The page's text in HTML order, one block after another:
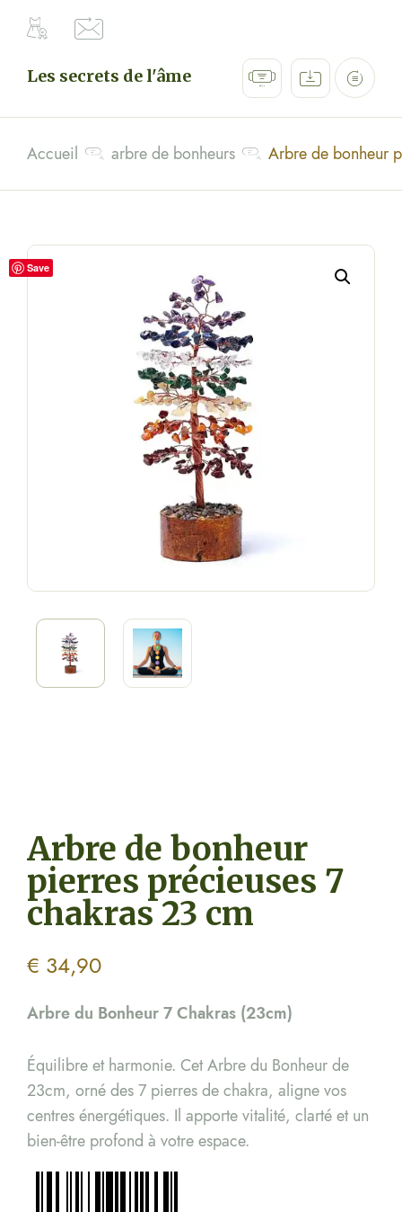
Les secrets de l'âme
Accueil arbre de bonheurs Arbre de bonheur
Save
Arbre de bonheur
pierres précieuses 7
chakras 23 cm
€ 34,90
Arbre du Bonheur 7 Chakras (23cm)
Équilibre et harmonie. Cet Arbre du Bonheur de
23cm, orné des 7 pierres de chakra, aligne vos
centres énergétiques. Il apporte vitalité, clarté et un
bien-être profond à votre espace.